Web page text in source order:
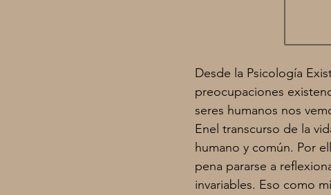
Desde la Psicología
preocupaciones
seres humanos nos
Enel transcurso de la
humano y común. Por
pena pararse a
invariables. Eso como